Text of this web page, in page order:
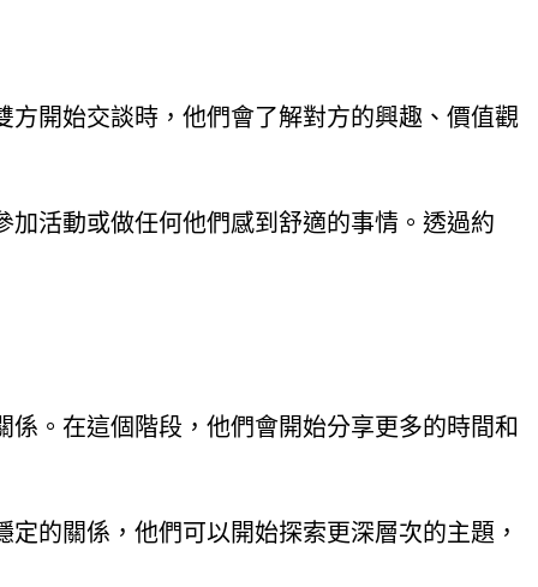
開始交談時，他們會了解對方的興趣、價值觀
活動或做任何他們感到舒適的事情。透過約
。在這個階段，他們會開始分享更多的時間和
的關係，他們可以開始探索更深層次的主題，